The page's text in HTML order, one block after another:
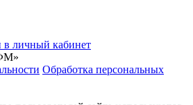
в личный кабинет
Обработка персональных